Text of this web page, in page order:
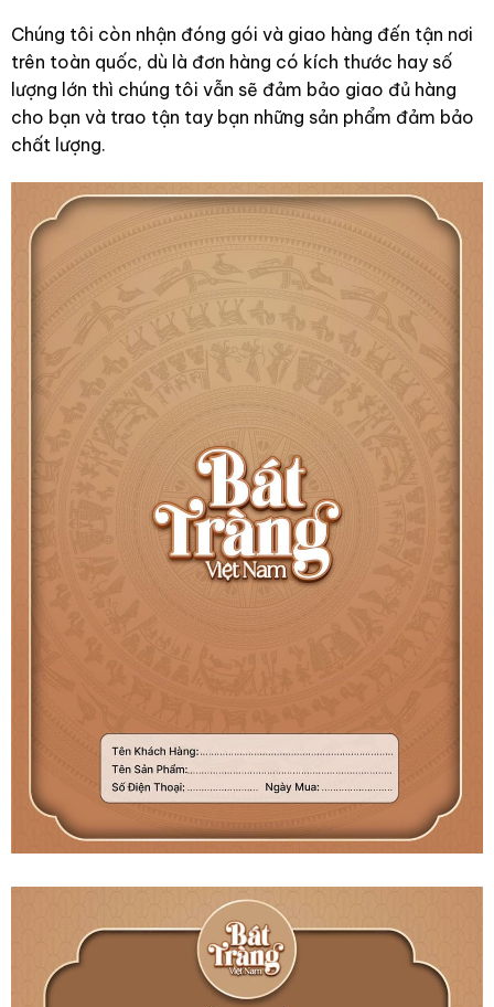
Chúng tôi còn nhận đóng gói và giao hàng đến tận nơi
trên toàn quốc, dù là đơn hàng có kích thước hay số
lượng lớn thì chúng tôi vẫn sẽ đảm bảo giao đủ hàng
cho bạn và trao tận tay bạn những sản phẩm đảm bảo
chất lượng.